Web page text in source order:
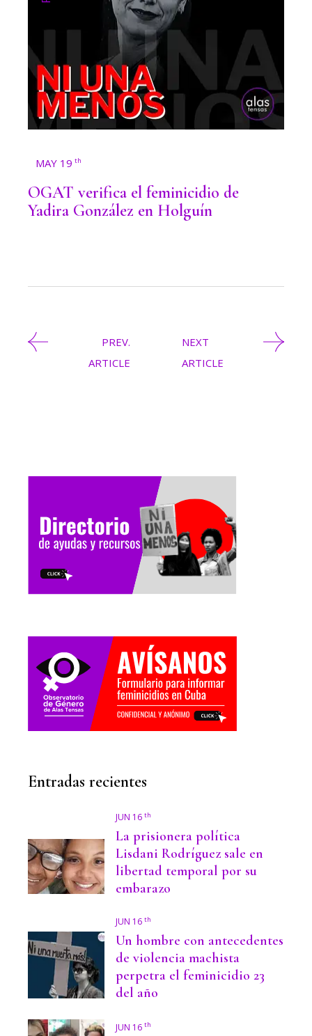
Entradas recientes
JUN 16 th
La prisionera política
Lisdani Rodríguez sale en
libertad temporal por su
embarazo
JUN 16 th
Un hombre con antecedentes
de violencia machista
perpetra el feminicidio 23
del año
JUN 16 th
MAY 19 th
OGAT verifica el feminicidio de
Yadira González en Holguín
PREV.
ARTICLE
NEXT
ARTICLE